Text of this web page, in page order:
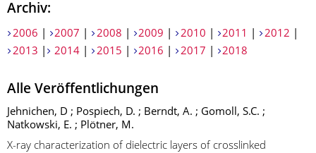
Archiv:
2006 2007 2008 2009 2010 2011 2012
2013
2014 2015 2016 2017 2018
Alle Veröffentlichungen
Jehnichen, D ; Pospiech, D. ; Berndt, A. ; Gomoll, S.C. ;
Natkowski, E. ; Plötner, M.
X-ray characterization of dielectric layers of crosslinked